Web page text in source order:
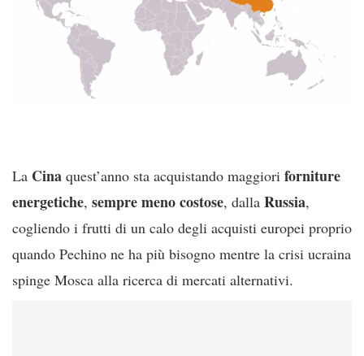
La Cina quest’anno sta acquistando maggiori forniture
energetiche, sempre meno costose, dalla Russia,
cogliendo i frutti di un calo degli acquisti europei proprio
quando Pechino ne ha più bisogno mentre la crisi ucraina
spinge Mosca alla ricerca di mercati alternativi.